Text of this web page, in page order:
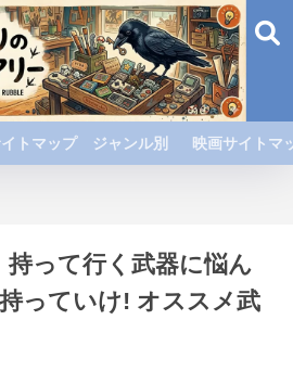
イトマップ ジャンル別 映画サイト
持って行く武器に悩ん
っていけ! オススメ武